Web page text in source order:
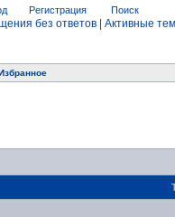
Регистрация Поиск
без ответов Активные